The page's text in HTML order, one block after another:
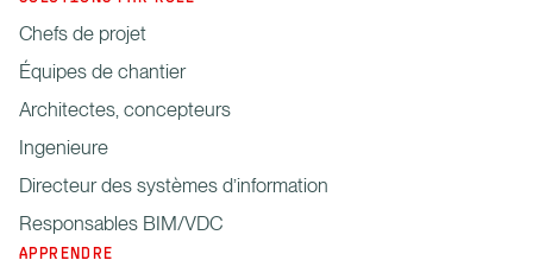
Chefs de projet
Équipes de chantier
Architectes, concepteurs
Ingenieure
Directeur des systèmes d’information
Responsables BIM/VDC
APPRENDRE